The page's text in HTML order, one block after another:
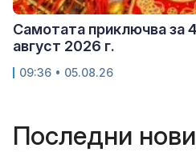
Самотата приключва за
август 2026 г.
09:36 • 05.08.26
Последни